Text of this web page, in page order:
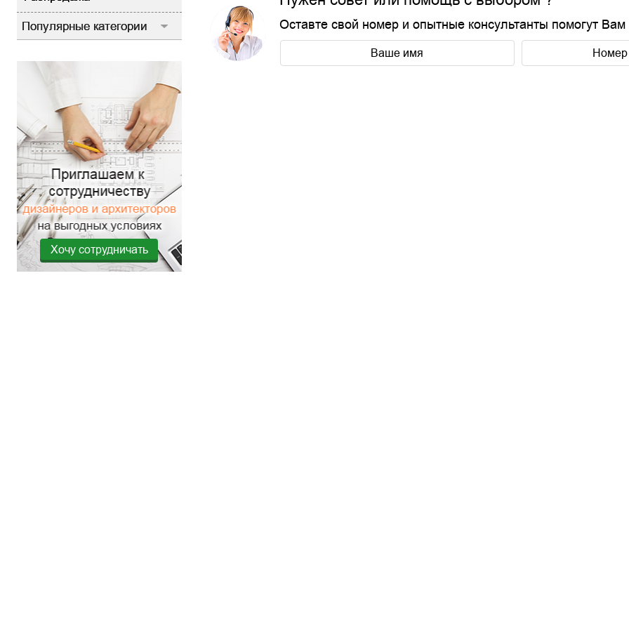
Популярные категории
Хочу сотрудничать
Оставте свой номер и опытные консультанты помогут Вам